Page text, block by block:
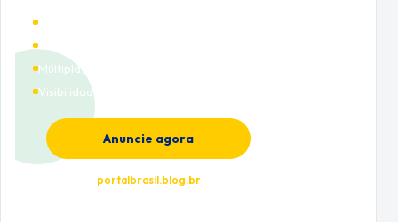
Múltiplas categorias
Visibilidade premium
Anuncie agora
portalbrasil.blog.br